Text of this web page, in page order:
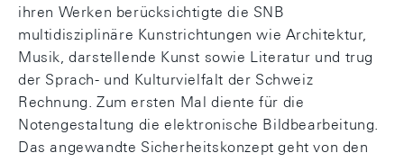
ihren Werken berücksichtigte die SNB
multidisziplinäre Kunstrichtungen wie Architektur,
Musik, darstellende Kunst sowie Literatur und trug
der Sprach- und Kulturvielfalt der Schweiz
Rechnung. Zum ersten Mal diente für die
Notengestaltung die elektronische Bildbearbeitung.
Das angewandte Sicherheitskonzept geht von den